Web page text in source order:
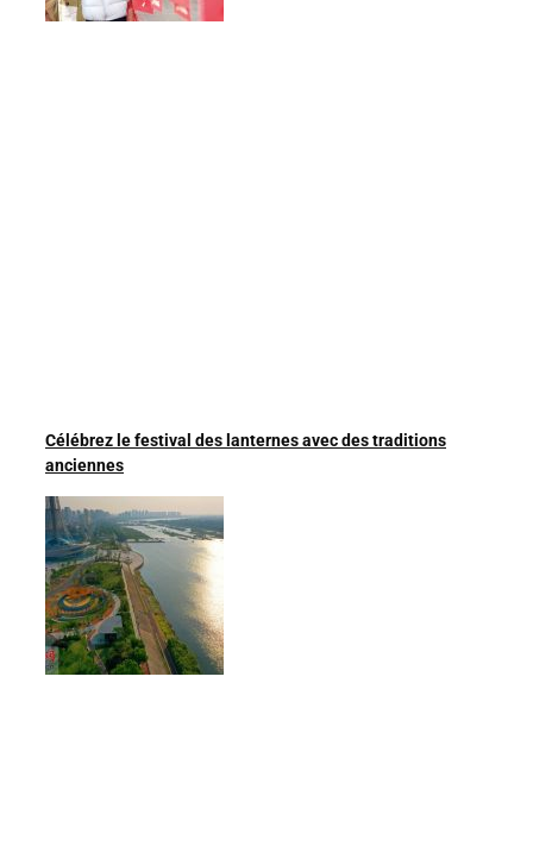
Célébrez le festival des lanternes avec des traditions
anciennes